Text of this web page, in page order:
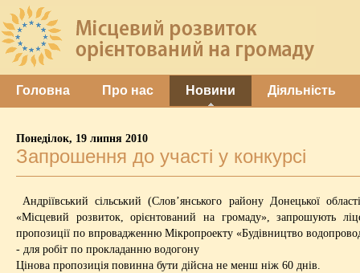
Головна Про нас Новини Діяльність
Понеділок, 19 липня 2010
Запрошення до участі у конкурсі
Андріївський сільський (Слов’янського району Донецької
«Місцевий розвиток, орієнтований на громаду», запрошують
пропозиції по впровадженню Мікропроекту «Будівництво
- для робіт по прокладанню водогону
Цінова пропозиція повинна бути дійсна не менш ніж 60 днів.